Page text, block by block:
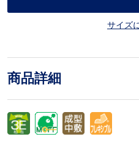
サイズ
商品詳細